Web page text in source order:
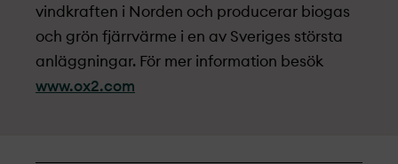
vindkraften i Norden och producerar biogas
och grön fjärrvärme i en av Sveriges största
anläggningar. För mer information besök
www.ox2.com